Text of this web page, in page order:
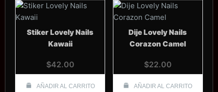
Stiker Lovely Nails
Kawaii
$42.00
AÑADIR AL CARRITO
Dije Lovely Nails
Corazon Camel
$22.00
AÑADIR AL CARRITO